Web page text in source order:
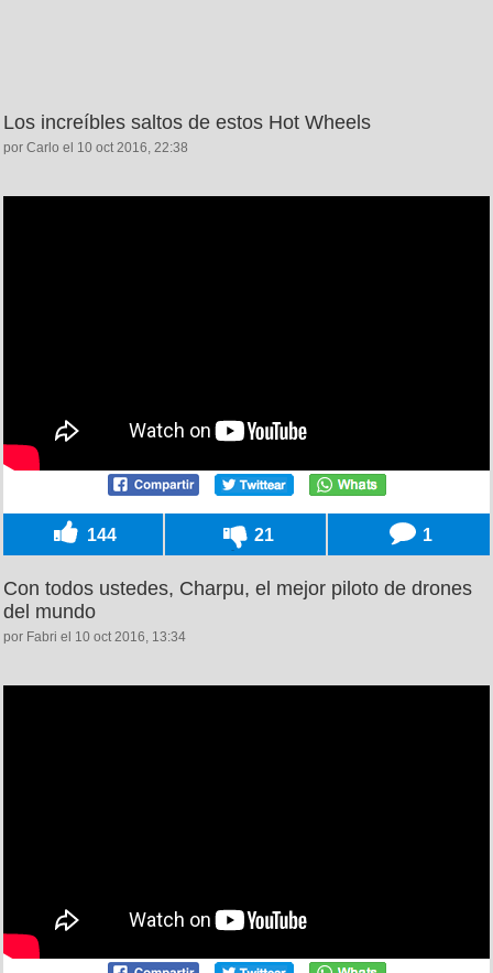
Los increíbles saltos de estos Hot Wheels
por Carlo el 10 oct 2016, 22:38
144 21 1
Con todos ustedes, Charpu, el mejor piloto de drones
del mundo
por Fabri el 10 oct 2016, 13:34